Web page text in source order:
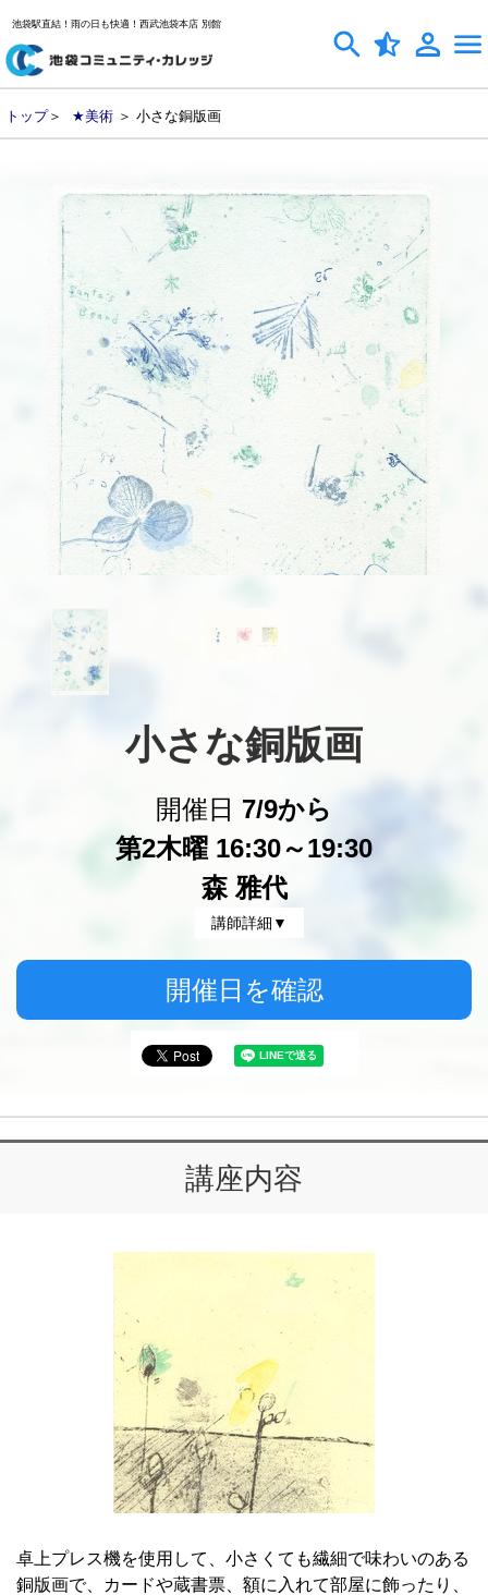
池袋駅直結！雨の日も快適！西武池袋本店 別館
トップ＞ ★美術 ＞ 小さな銅版画
小さな銅版画
開催日 7/9から
第2木曜 16:30～19:30
森 雅代
講師詳細▼
開催日を確認
講座内容
卓上プレス機を使用して、小さくても繊細で味わいのある
銅版画で、カードや蔵書票、額に入れて部屋に飾ったり、